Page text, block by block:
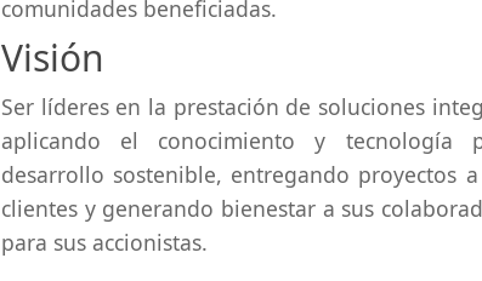
comunidades beneficiadas.
Visión
Ser líderes en la prestación de soluciones
aplicando el conocimiento y tecnología
desarrollo sostenible, entregando proyectos
clientes y generando bienestar a sus
para sus accionistas.